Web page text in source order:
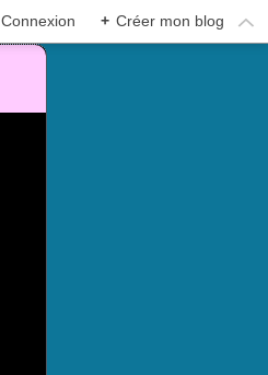
Connexion + Créer mon blog